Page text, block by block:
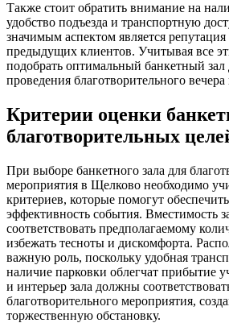
Также стоит обратить внимание на
удобство подъезда и транспортную
значимым аспектом является
предыдущих клиентов. Учитывая все
подобрать оптимальный банкетный
проведения благотворительного
Критерии оценки
благотворительных
При выборе банкетного зала для
мероприятия в Щелково необходимо
критериев, которые помогут
эффективность события. Вместимость
соответствовать предполагаемому
избежать тесноты и дискомфорта.
важную роль, поскольку удобная
наличие парковки облегчат прибытие
и интерьер зала должны
благотворительного мероприятия,
торжественную обстановку.